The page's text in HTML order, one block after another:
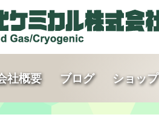
社概要 ブログ ショップ